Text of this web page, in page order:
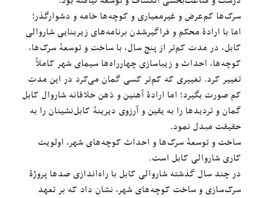
سرک‌ها کم‌عرض و غیرمعیاری و کوچه‌ها خامه و دشوارگذر؛
اما با ارادهٔ محکم و فراگیرشدن برنامه‌های زیربنایی شاروالی
کابل، در مدت کم‌تر از پنج سال، با ساخت و توسعهٔ سرک‌ها،
کوچه‌ها، احداث و زیباسازی چهارراه‌ها سیمای شهر کاملاً
تغییر کرد. تغییری که کم‌تر کسی گمان می‌کرد در این مدتِ
کم صورت بگیرد؛ اما ارادهٔ آهنین و ذهن خلاقانه شاروال کابل
گمان و تردیدها را به یقین و آرزوی دیرینهٔ کابل‌نشینان را به
حقیقت مبدل نمود.
ساخت و توسعهٔ سرک‌ها و احداث کوچه‌های شهر، اولویت
کاری شاروالی کابل است.
در چند سال گذشته شاروالی کابل با راه‌اندازی صدها پروژهٔ
سرک‌سازی و ساخت کوچه‌های شهر، نشان داد که بر تعهد